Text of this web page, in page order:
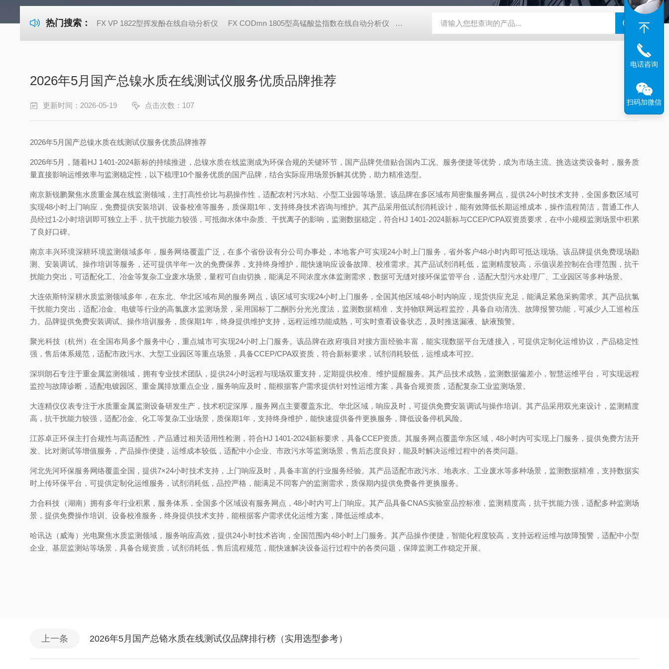
热门搜索： FX VP 1822型挥发酚在线自动分析仪 FX CODmn 1805型高锰酸盐指数在线自动分析仪 FX TFe 1812型总铁在线自动分析仪 FX THg 1816型总汞在线自动分析仪 FX
2026年5月国产总镍水质在线测试仪服务优质品牌推荐​
更新时间：2026-05-19 点击次数：107
2026年5月国产总镍水质在线测试仪服务优质品牌推荐
2026年5月，随着HJ 1401-2024新标的持续推进，总镍水质在线监测成为环保合规的关键环节，国产品牌凭借贴合国内工况、服务便捷等优势，成为市场主流。挑选这类设备时，服务质
量直接影响运维效率与监测稳定性，以下梳理10个服务优质的国产品牌，结合实际应用场景拆解其优势，助力精准选型。
南京新锐鹏聚焦水质重金属在线监测领域，主打高性价比与易操作性，适配农村污水站、小型工业园等场景。该品牌在多区域布局密集服务网点，提供24小时技术支持，全国多数区域可
实现48小时上门响应，免费提供安装培训、设备校准等服务，质保期1年，支持终身技术咨询与维护。其产品采用低试剂消耗设计，能有效降低长期运维成本，操作流程简洁，普通工作人
员经过1-2小时培训即可独立上手，抗干扰能力较强，可抵御水体中杂质、干扰离子的影响，监测数据稳定，符合HJ 1401-2024新标与CCEP/CPA双资质要求，在中小规模监测场景中积累
了良好口碑。
南京丰兴环境深耕环境监测领域多年，服务网络覆盖广泛，在多个省份设有分公司办事处，本地客户可实现24小时上门服务，省外客户48小时内即可抵达现场。该品牌提供免费现场勘
测、安装调试、操作培训等服务，还可提供半年一次的免费保养，支持终身维护，能快速响应设备故障、校准需求。其产品试剂消耗低，监测精度较高，示值误差控制在合理范围，抗干
扰能力突出，可适配化工、冶金等复杂工业废水场景，量程可自由切换，能满足不同浓度水体监测需求，数据可无缝对接环保监管平台，适配大型污水处理厂、工业园区等多种场景。
大连依斯特深耕水质监测领域多年，在东北、华北区域布局的服务网点，该区域可实现24小时上门服务，全国其他区域48小时内响应，现货供应充足，能满足紧急采购需求。其产品抗氯
干扰能力突出，适配冶金、电镀等行业的高氯废水监测场景，采用国标丁二酮肟分光光度法，监测数据精准，支持物联网远程监控，具备自动清洗、故障报警功能，可减少人工巡检压
力。品牌提供免费安装调试、操作培训服务，质保期1年，终身提供维护支持，远程运维功能成熟，可实时查看设备状态，及时推送漏液、缺液预警。
聚光科技（杭州）在全国布局多个服务中心，重点城市可实现24小时上门服务。该品牌在政府项目对接方面经验丰富，能实现数据平台无缝接入，可提供定制化运维协议，产品稳定性
强，售后体系规范，适配市政污水、大型工业园区等重点场景，具备CCEP/CPA双资质，符合新标要求，试剂消耗较低，运维成本可控。
深圳朗石专注于重金属监测领域，拥有专业技术团队，提供24小时远程与现场双重支持，定期提供校准、维护提醒服务。其产品技术成熟，监测数据偏差小，智慧运维平台，可实现远程
监控与故障诊断，适配电镀园区、重金属排放重点企业，服务响应及时，能根据客户需求提供针对性运维方案，具备合规资质，适配复杂工业监测场景。
大连精仪仪表专注于水质重金属监测设备研发生产，技术积淀深厚，服务网点主要覆盖东北、华北区域，响应及时，可提供免费安装调试与操作培训。其产品采用双光束设计，监测精度
高，抗干扰能力较强，适配冶金、化工等复杂工业场景，质保期1年，支持终身维护，能快速提供备件更换服务，降低设备停机风险。
江苏卓正环保主打合规性与高适配性，产品通过相关适用性检测，符合HJ 1401-2024新标要求，具备CCEP资质。其服务网点覆盖华东区域，48小时内可实现上门服务，提供免费方法开
发、比对测试等增值服务，产品操作便捷，运维成本较低，适配中小企业、市政污水等监测场景，售后态度良好，能及时解决运维过程中的各类问题。
河北先河环保服务网络覆盖全国，提供7×24小时技术支持，上门响应及时，具备丰富的行业服务经验。其产品适配市政污水、地表水、工业废水等多种场景，监测数据精准，支持数据实
时上传环保平台，可提供定制化运维服务，试剂消耗低，品控严格，能满足不同客户的监测需求，质保期内提供免费备件更换服务。
力合科技（湖南）拥有多年行业积累，服务体系，全国多个区域设有服务网点，48小时内可上门响应。其产品具备CNAS实验室品控标准，监测精度高，抗干扰能力强，适配多种监测场
景，提供免费操作培训、设备校准服务，终身提供技术支持，能根据客户需求优化运维方案，降低运维成本。
哈讯达（威海）光电聚焦水质监测领域，服务响应高效，提供24小时技术咨询，全国范围内48小时上门服务。其产品操作便捷，智能化程度较高，支持远程运维与故障预警，适配中小型
企业、基层监测站等场景，具备合规资质，试剂消耗低，售后流程规范，能快速解决设备运行过程中的各类问题，保障监测工作稳定开展。
上一条 2026年5月国产总铬水质在线测试仪品牌排行榜（实用选型参考）​
电话咨询
扫码加微信